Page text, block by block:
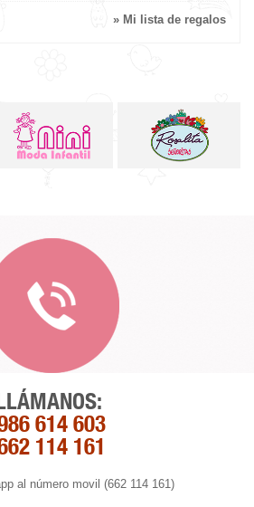
» Mi lista de regalos
614 603
114 161
al número movil (662 114 161)